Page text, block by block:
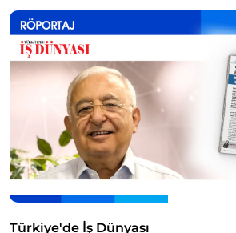
Türkiye'de İş Dünyası